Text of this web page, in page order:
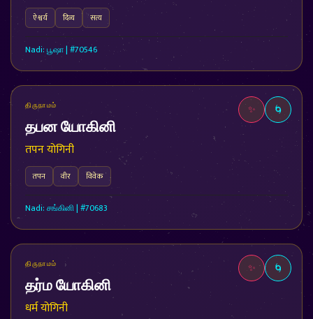
ऐश्वर्य दिव्य सत्य
Nadi: பூஷா | #70546
✨ 🌀
திருநாமம்
தபன யோகினி
तपन योगिनी
तपन वीर विवेक
Nadi: சங்கினி | #70683
✨ 🌀
திருநாமம்
தர்ம யோகினி
धर्म योगिनी